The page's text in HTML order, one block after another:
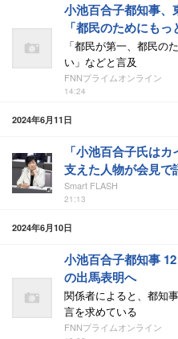
小池百合子都知事、
「都民のためにもっ
「都民が第一、都民の
い」などと言及
FNNプライムオンライン
14:24
2024年6月11日
「小池百合子氏は
支えた人物が会見で
Smart FLASH
21:13
2024年6月10日
小池百合子都知事
の出馬表明へ
関係者によると、都知
言を求めている
FNNプライムオンライン